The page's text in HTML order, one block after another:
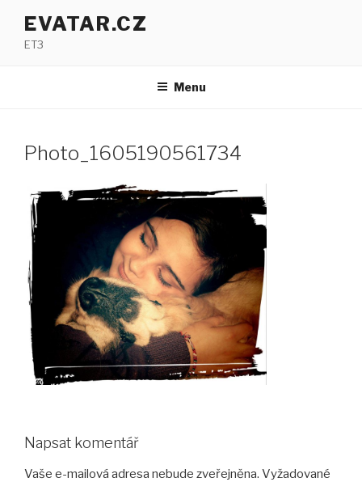
obsahu
EVATAR.CZ
ET3
Menu
Photo_1605190561734
Napsat komentář
Vaše e-mailová adresa nebude zveřejněna. Vyžadované